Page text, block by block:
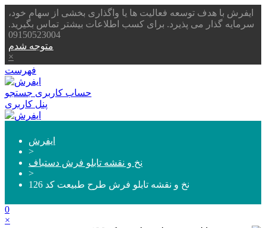
ایفرش با هدف توسعه فعالیت ها یا واگذاری بخشی از سهام خود،
سرمایه گذار می پذیرد. برای کسب اطلاعات بیشتر تماس بگیرید.
09150523004
متوجه شدم
×
فهرست
حساب کاربری جستجو
پنل کاربری
ایفرش
>
نخ و نقشه تابلو فرش دستباف
>
نخ و نقشه تابلو فرش طرح طبیعت کد 126
0
×